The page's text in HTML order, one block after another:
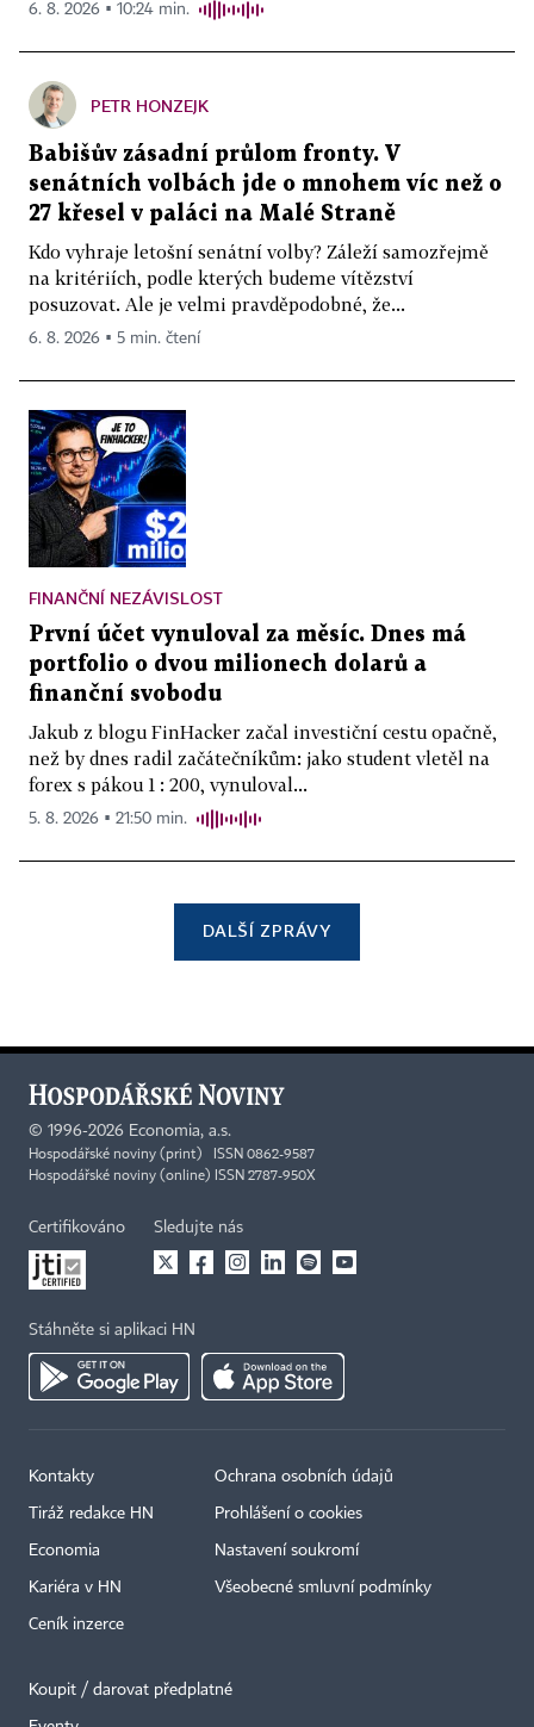
6. 8. 2026 ▪ 10:24 min.
PETR HONZEJK
Babišův zásadní průlom fronty. V
senátních volbách jde o mnohem víc než o
27 křesel v paláci na Malé Straně
Kdo vyhraje letošní senátní volby? Záleží samozřejmě
na kritériích, podle kterých budeme vítězství
posuzovat. Ale je velmi pravděpodobné, že...
6. 8. 2026 ▪ 5 min. čtení
FINANČNÍ NEZÁVISLOST
První účet vynuloval za měsíc. Dnes má
portfolio o dvou milionech dolarů a
finanční svobodu
Jakub z blogu FinHacker začal investiční cestu opačně,
než by dnes radil začátečníkům: jako student vletěl na
forex s pákou 1 : 200, vynuloval...
5. 8. 2026 ▪ 21:50 min.
DALŠÍ ZPRÁVY
© 1996-2026 Economia, a.s.
Hospodářské noviny (print) ISSN 0862-9587
Hospodářské noviny (online) ISSN 2787-950X
Certifikováno Sledujte nás
Stáhněte si aplikaci HN
Kontakty
Tiráž redakce HN
Economia
Kariéra v HN
Ceník inzerce
Ochrana osobních údajů
Prohlášení o cookies
Nastavení soukromí
Všeobecné smluvní podmínky
Koupit / darovat předplatné